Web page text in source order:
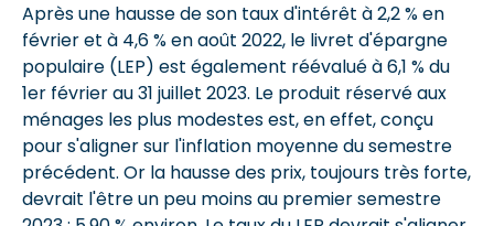
Après une hausse de son taux d'intérêt à 2,2 % en
février et à 4,6 % en août 2022, le livret d'épargne
populaire (LEP) est également réévalué à 6,1 % du
1er février au 31 juillet 2023. Le produit réservé aux
ménages les plus modestes est, en effet, conçu
pour s'aligner sur l'inflation moyenne du semestre
précédent. Or la hausse des prix, toujours très forte,
devrait l'être un peu moins au premier semestre